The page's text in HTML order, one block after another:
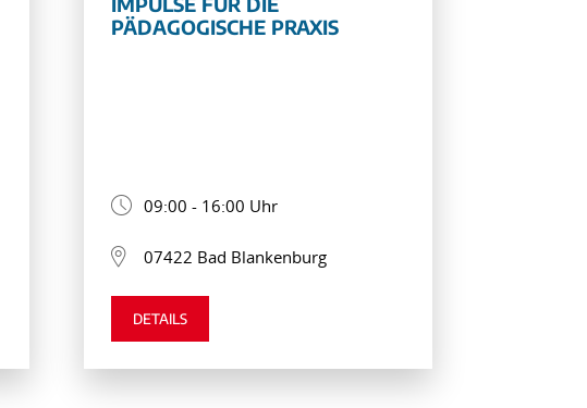
PÄDAGOGISCHE PRAXIS
09:00 - 16:00 Uhr
07422 Bad Blankenburg
DETAILS